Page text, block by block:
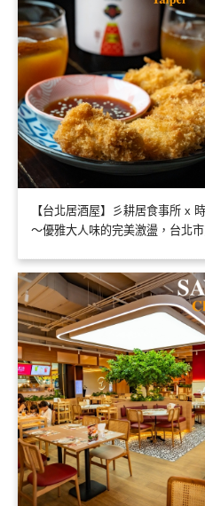
【台北居酒屋】彡耕居食事所 x
～優雅大人味的完美激盪，台北